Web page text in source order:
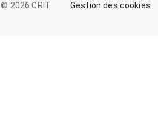
© 2026 CRIT Gestion des cookies